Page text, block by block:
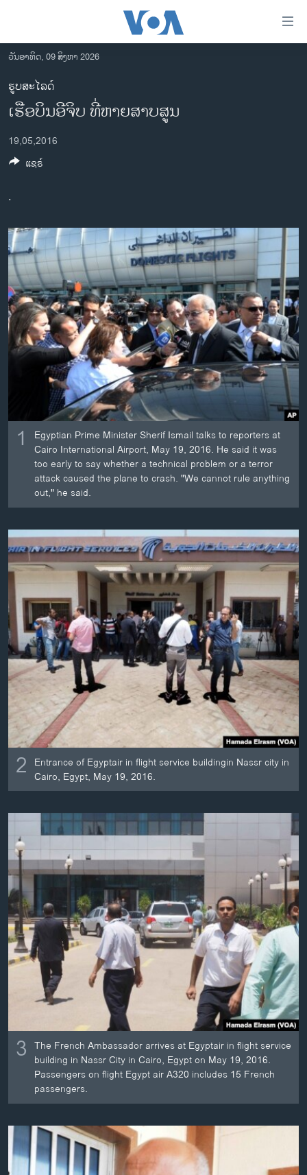
ເຂົ້າ
ຫາ
ຂ້າມ
ຂ້າມ
ໄປ
ຫາ
ລາວ
ອາເມຣິກາ
ການເລືອກຕັ້ງ ປະທານາທີບໍດີ ສະຫະລັດ 2024
ຂ່າວ​ຈີນ
ອິດສະຫຼະພາບດ້ານການຂ່າວ
ຊີວິດຊາວລາວ
ຊຸມຊົນຊາວລາວ
ວິທະຍາສາດ-ເທັກໂນໂລຈີ
ທຸລະກິດ
ພາສາອັງກິດ
ສຽງ
ລາຍການກະຈາຍສຽງ
ລາຍງານ
ຕິດຕາມພວກເຮົາ ທີ່
ວັນອາທິດ, 09 ສິງຫາ 2026
ຮູບສະໄລດ໌
ເຮືອບິນອີຈິບ ທີ່ຫາຍສາບສູນ
19,05,2016
.
1
Egyptian Prime Minister Sherif Ismail talks to reporters at
Cairo International Airport, May 19, 2016. He said it was
too early to say whether a technical problem or a terror
attack caused the plane to crash. "We cannot rule anything
out," he said.
2 Entrance of Egyptair in flight service buildingin Nassr city in
Cairo, Egypt, May 19, 2016.
3 The French Ambassador arrives at Egyptair in flight service
building in Nassr City in Cairo, Egypt on May 19, 2016.
Passengers on flight Egypt air A320 includes 15 French
passengers.
ແຊຣ໌